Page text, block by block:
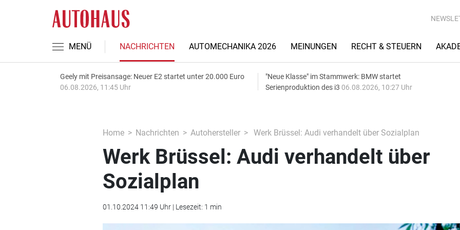
MENÜ NACHRICHTEN AUTOMECHANIKA 2026 MEINUNGEN RECHT & STEUERN
Geely mit Preisansage: Neuer E2 startet unter 20.000 Euro
06.08.2026, 11:45 Uhr
"Neue Klasse" im Stammwerk: BMW startet
Serienproduktion des i3 06.08.2026, 10:27 Uhr
Home Nachrichten Autohersteller Werk Brüssel: Audi verhandelt über Sozialplan
Werk Brüssel: Audi verhandelt über
Sozialplan
01.10.2024 11:49 Uhr | Lesezeit: 1 min